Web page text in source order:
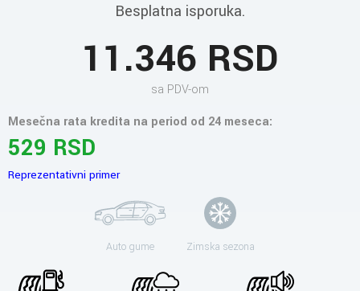
Besplatna isporuka.
11.346 RSD
sa PDV-om
Mesečna rata kredita na period od 24 meseca:
529 RSD
Reprezentativni primer
Auto gume Zimska sezona